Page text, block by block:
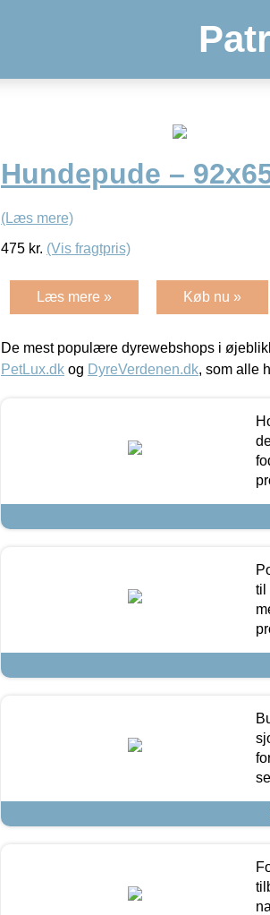
Hundepude –
(Læs mere)
475 kr. (Vis fragtpris)
Læs mere » Køb nu »
De mest populære dyrewebshops i
PetLux.dk og DyreVerdenen.dk, som alle
til